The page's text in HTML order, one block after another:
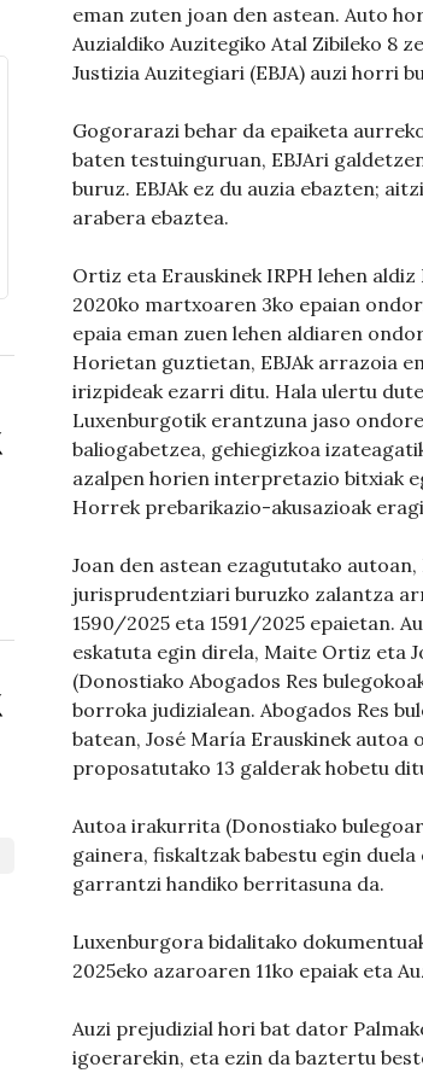
eman zuten joan den astean. Auto
Auzialdiko Auzitegiko Atal Zibileko 8
Justizia Auzitegiari (EBJA) auzi horri
Gogorarazi behar da epaiketa
baten testuinguruan, EBJAri
buruz. EBJAk ez du auzia ebazten;
arabera ebaztea.
Ortiz eta Erauskinek IRPH lehen
2020ko martxoaren 3ko epaian
epaia eman zuen lehen aldiaren
Horietan guztietan, EBJAk arrazoia
irizpideak ezarri ditu. Hala ulertu
Luxenburgotik erantzuna jaso
baliogabetzea, gehiegizkoa
azalpen horien interpretazio bitxiak
Horrek prebarikazio-akusazioak
Joan den astean ezagututako
jurisprudentziari buruzko zalantza
1590/2025 eta 1591/2025 epaietan.
eskatuta egin direla, Maite Ortiz eta
(Donostiako Abogados Res
borroka judizialean. Abogados Res
batean, José María Erauskinek
proposatutako 13 galderak hobetu
Autoa irakurrita (Donostiako
gainera, fiskaltzak babestu egin
garrantzi handiko berritasuna da.
Luxenburgora bidalitako
2025eko azaroaren 11ko epaiak eta
Auzi prejudizial hori bat dator
igoerarekin, eta ezin da baztertu